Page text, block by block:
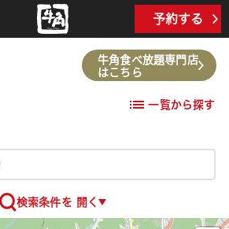
予約する
牛角食べ放題専門店
はこちら
一覧から探す
検索条件を 開く
TOP